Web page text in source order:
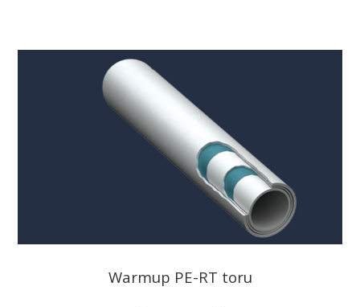
Warmup PE-RT toru